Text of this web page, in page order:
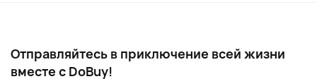
Отправляйтесь в приключение всей жизни
вместе с DoBuy!